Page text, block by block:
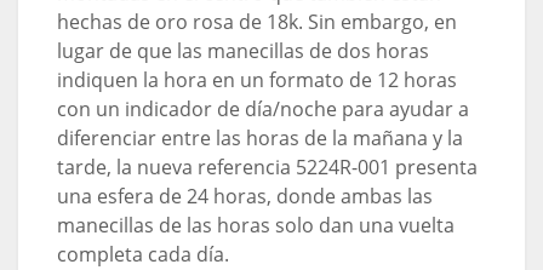
hechas de oro rosa de 18k. Sin embargo, en
lugar de que las manecillas de dos horas
indiquen la hora en un formato de 12 horas
con un indicador de día/noche para ayudar a
diferenciar entre las horas de la mañana y la
tarde, la nueva referencia 5224R-001 presenta
una esfera de 24 horas, donde ambas las
manecillas de las horas solo dan una vuelta
completa cada día.